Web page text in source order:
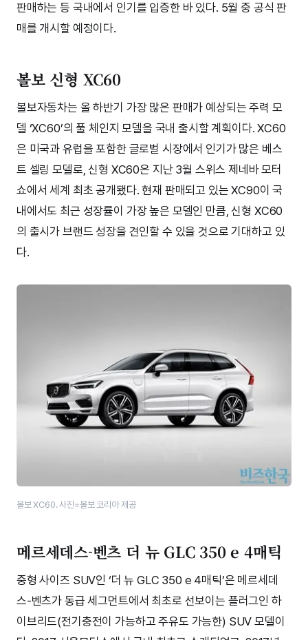
판매하는 등 국내에서 인기를 입증한 바 있다. 5월 중 공식 판
매를 개시할 예정이다.
볼보 신형 XC60
볼보자동차는 올 하반기 가장 많은 판매가 예상되는 주력 모
델 ‘XC60’의 풀 체인지 모델을 국내 출시할 계획이다. XC60
은 미국과 유럽을 포함한 글로벌 시장에서 인기가 많은 베스
트 셀링 모델로, 신형 XC60은 지난 3월 스위스 제네바 모터
쇼에서 세계 최초 공개됐다. 현재 판매되고 있는 XC90이 국
내에서도 최근 성장률이 가장 높은 모델인 만큼, 신형 XC60
의 출시가 브랜드 성장을 견인할 수 있을 것으로 기대하고 있
다.
볼보 XC60. 사진=볼보 코리아 제공
메르세데스-벤츠 더 뉴 GLC 350 e 4매틱
중형 사이즈 SUV인 ‘더 뉴 GLC 350 e 4매틱’은 메르세데
스-벤츠가 동급 세그먼트에서 최초로 선보이는 플러그인 하
이브리드(전기충전이 가능하고 주유도 가능한) SUV 모델이